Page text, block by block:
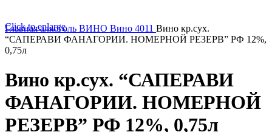
Click to enlarge
Главнаяалкоголь ВИНО Вино 4011 Вино кр.сух.
“САПЕРАВИ ФАНАГОРИИ. НОМЕРНОЙ РЕЗЕРВ” РФ 12%,
0,75л
Вино кр.сух. “САПЕРАВИ
ФАНАГОРИИ. НОМЕРНОЙ
РЕЗЕРВ” РФ 12%, 0,75л